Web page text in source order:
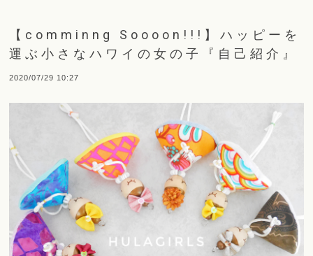
【comminng Soooon!!!】ハッピーを
運ぶ小さなハワイの女の子『自己紹介』
2020/07/29 10:27